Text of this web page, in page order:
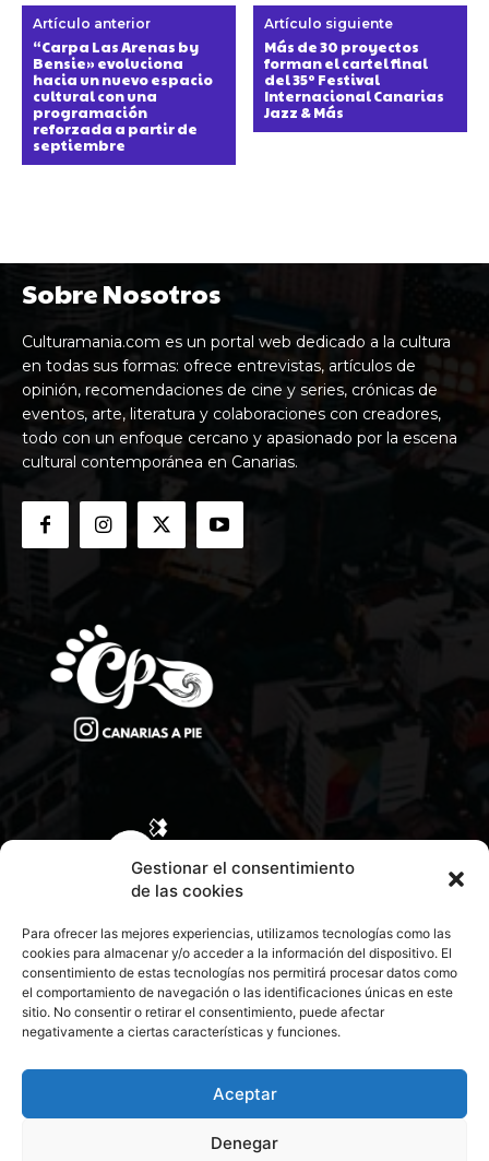
Gestionar el consentimiento
de las cookies
Para ofrecer las mejores experiencias, utilizamos tecnologías como las
cookies para almacenar y/o acceder a la información del dispositivo. El
consentimiento de estas tecnologías nos permitirá procesar datos como
el comportamiento de navegación o las identificaciones únicas en este
sitio. No consentir o retirar el consentimiento, puede afectar
negativamente a ciertas características y funciones.
Aceptar
Denegar
Artículo anterior
“Carpa Las Arenas by
Bensie» evoluciona
hacia un nuevo espacio
cultural con una
programación
reforzada a partir de
septiembre
Artículo siguiente
Más de 30 proyectos
forman el cartel final
del 35º Festival
Internacional Canarias
Jazz & Más
Sobre Nosotros
Culturamania.com es un portal web dedicado a la cultura
en todas sus formas: ofrece entrevistas, artículos de
opinión, recomendaciones de cine y series, crónicas de
eventos, arte, literatura y colaboraciones con creadores,
todo con un enfoque cercano y apasionado por la escena
cultural contemporánea en Canarias.
CONTACTA CON NOSOTROS